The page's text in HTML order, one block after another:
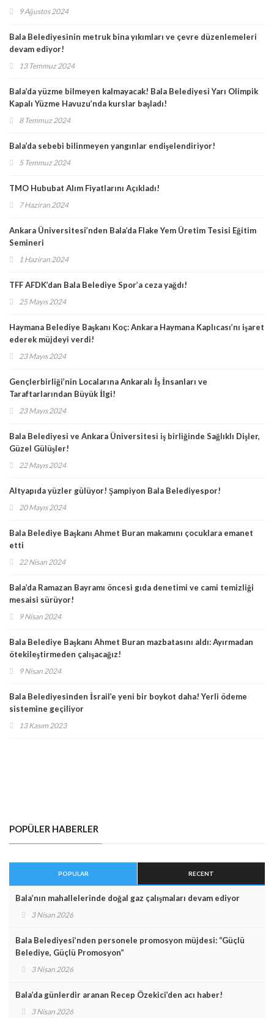
9 Ağustos 2024
Bala Belediyesinin metruk bina yıkımları ve çevre düzenlemeleri
devam ediyor!
13 Temmuz 2024
Bala’da yüzme bilmeyen kalmayacak! Bala Belediyesi Yarı Olimpik
Kapalı Yüzme Havuzu’nda kurslar başladı!
8 Temmuz 2024
Bala’da sebebi bilinmeyen yangınlar endişelendiriyor!
5 Temmuz 2024
TMO Hububat Alım Fiyatlarını Açıkladı!
7 Haziran 2024
Ankara Üniversitesi’nden Bala’da Flake Yem Üretim Tesisi Eğitim
Semineri
1 Haziran 2024
TFF AFDK’dan Bala Belediye Spor’a ceza yağdı!
25 Mayıs 2024
Haymana Belediye Başkanı Koç: Ankara Haymana Kaplıcası’nı işaret
ederek müjdeyi verdi!
23 Mayıs 2024
Gençlerbirliği’nin Localarına Ankaralı İş İnsanları ve
Taraftarlarından Büyük İlgi!
23 Mayıs 2024
Bala Belediyesi ve Ankara Üniversitesi iş birliğinde Sağlıklı Dişler,
Güzel Gülüşler!
22 Mayıs 2024
Altyapıda yüzler gülüyor! Şampiyon Bala Belediyespor!
20 Mayıs 2024
Bala Belediye Başkanı Ahmet Buran makamını çocuklara emanet
etti
22 Nisan 2024
Bala’da Ramazan Bayramı öncesi gıda denetimi ve cami temizliği
mesaisi sürüyor!
9 Nisan 2024
Bala Belediye Başkanı Ahmet Buran mazbatasını aldı: Ayırmadan
ötekileştirmeden çalışacağız!
9 Nisan 2024
Bala Belediyesinden İsrail’e yeni bir boykot daha! Yerli ödeme
sistemine geçiliyor
13 Kasım 2023
POPÜLER HABERLER
POPULAR RECENT
Bala’nın mahallelerinde doğal gaz çalışmaları devam ediyor
3 Nisan 2026
Bala Belediyesi’nden personele promosyon müjdesi: “Güçlü
Belediye, Güçlü Promosyon”
3 Nisan 2026
Bala’da günlerdir aranan Recep Özekici’den acı haber!
3 Nisan 2026